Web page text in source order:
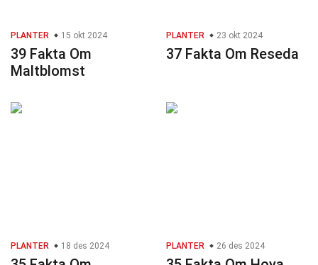
PLANTER 15 okt 2024
39 Fakta Om
Maltblomst
PLANTER 23 okt 2024
37 Fakta Om Reseda
PLANTER 18 des 2024 PLANTER 26 des 2024